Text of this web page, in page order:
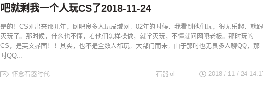
吧就剩我一个人玩CS了2018-11-24
是的！CS刚出来那几年，网吧良多人玩局域网，02年的时候，我看到他们玩，很无乐趣，就跟
灭玩了。那时候，什么也不懂，看他们怎样操做，就学灭玩，不懂就问网吧老板。那时玩的
CS，是英文界面！！其实，也不是全数人都玩，大部门而未，由于那时也无良多人聊QQ，那
时QQ...
怀念石器时代 2018 / 11 / 24
石器lol